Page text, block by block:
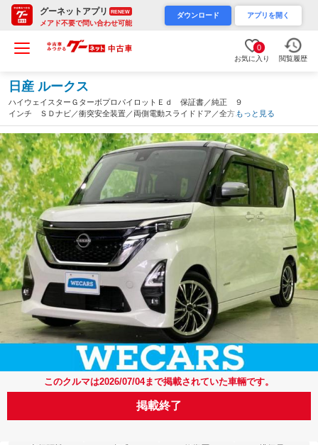
グーネットアプリ RENEW
メアド不要で問い合わせ可能
ダウンロード アプリを開く
0
お気に入り 閲覧履歴
日産 ルークス
ハイウェイスターＧターボプロパイロットＥｄ 保証書／純正 ９
インチ ＳＤナビ／衝突安全装置／両側電動スライドドア／全方位
モニター／車線逸脱防止支援システム／ドライブレコーダー 社外
／ＵＳＢジャック／Ｂｌｕｅｔｏｏｔｈ接続／ＥＴＣ／ＥＢＤ付Ａ
ＢＳ（神奈川県）
もっと見る
このクルマは2026/07/04まで掲載されていた車輛です。
掲載終了